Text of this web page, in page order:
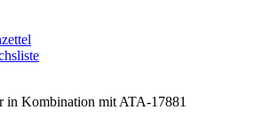
in Kombination mit ATA-17881